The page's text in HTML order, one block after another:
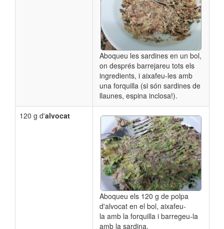
Aboqueu les sardines en un bol,
on després barrejareu tots els
ingredients, i aixafeu-les amb
una forquilla (si són sardines de
llaunes, espina inclosa!).
120 g d'alvocat
Aboqueu els 120 g de polpa
d'alvocat en el bol, aixafeu-
la amb la forquilla i barregeu-la
amb la sardina.